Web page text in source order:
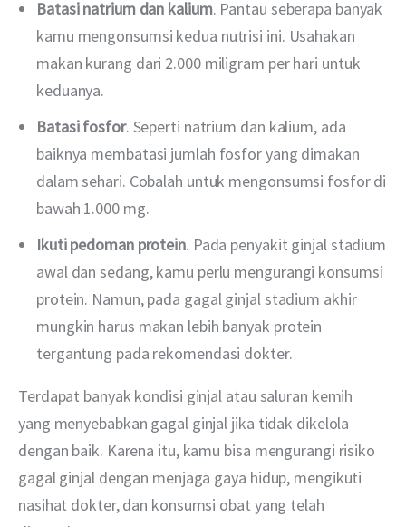
Batasi natrium dan kalium. Pantau seberapa banyak
kamu mengonsumsi kedua nutrisi ini. Usahakan
makan kurang dari 2.000 miligram per hari untuk
keduanya.
Batasi fosfor. Seperti natrium dan kalium, ada
baiknya membatasi jumlah fosfor yang dimakan
dalam sehari. Cobalah untuk mengonsumsi fosfor di
bawah 1.000 mg.
Ikuti pedoman protein. Pada penyakit ginjal stadium
awal dan sedang, kamu perlu mengurangi konsumsi
protein. Namun, pada gagal ginjal stadium akhir
mungkin harus makan lebih banyak protein
tergantung pada rekomendasi dokter.
Terdapat banyak kondisi ginjal atau saluran kemih
yang menyebabkan gagal ginjal jika tidak dikelola
dengan baik. Karena itu, kamu bisa mengurangi risiko
gagal ginjal dengan menjaga gaya hidup, mengikuti
nasihat dokter, dan konsumsi obat yang telah